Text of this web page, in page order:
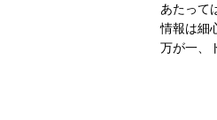
あたって
情報は細
万が一、